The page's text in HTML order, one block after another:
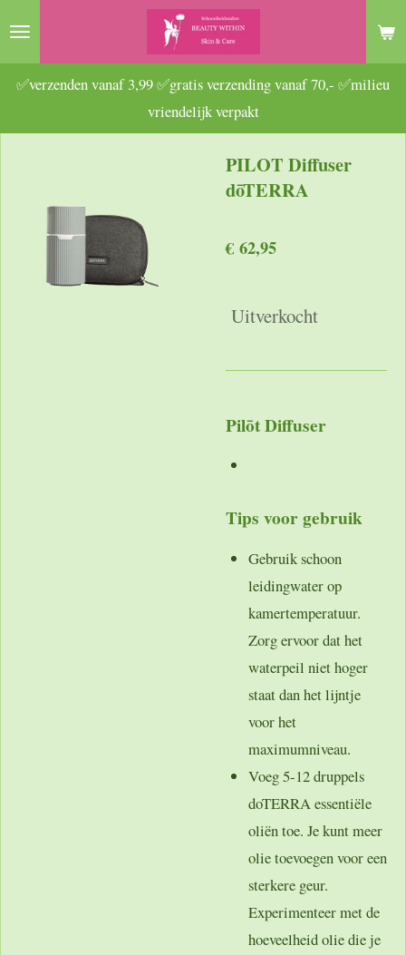
Ga
naar
hoofdinhoud
✅verzenden vanaf 3,99 ✅gratis verzending vanaf 70,- ✅milieu
vriendelijk verpakt
PILOT Diffuser
dōTERRA
€ 62,95
Uitverkocht
Pilōt Diffuser
Tips voor gebruik
Gebruik schoon
leidingwater op
kamertemperatuur.
Zorg ervoor dat het
waterpeil niet hoger
staat dan het lijntje
voor het
maximumniveau.
Voeg 5-12 druppels
doTERRA essentiële
oliën toe. Je kunt meer
olie toevoegen voor een
sterkere geur.
Experimenteer met de
hoeveelheid olie die je